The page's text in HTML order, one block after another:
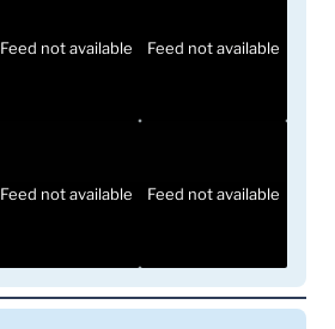
Feed not available Feed not available
Feed not available Feed not available